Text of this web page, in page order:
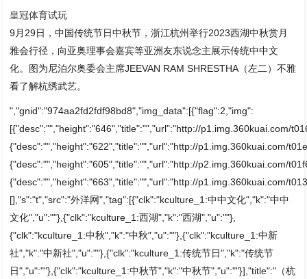
皇冠体育试玩
9月29日，中国传统节日中秋节，浙江杭州举行2023西湖中秋赏月
雅会行径，向亚奥理事会嘉宾等亚洲友东说念主展示传统中中文
化。图为尼泊尔奥委会主席JEEVAN RAM SHRESTHA（左二）不雅
看了解杭绣武艺。
","gnid":"974aa2fd2fdf98bd8","img_data":[{"flag":2,"img":
[{"desc":"","height":"646","title":"","url":"http://p1.img.360kuai.com/
{"desc":"","height":"622","title":"","url":"http://p1.img.360kuai.com/
{"desc":"","height":"605","title":"","url":"http://p2.img.360kuai.com/
{"desc":"","height":"663","title":"","url":"http://p1.img.360kuai.com/
[],"s":"t","src":"外洋网","tag":[{"clk":"kculture_1:中中文化","k":"中中
文化","u":""},{"clk":"kculture_1:西湖","k":"西湖","u":""},
{"clk":"kculture_1:中秋","k":"中秋","u":""},{"clk":"kculture_1:中新
社","k":"中新社","u":""},{"clk":"kculture_1:传统节日","k":"传统节
日","u":""},{"clk":"kculture_1:中秋节","k":"中秋节","u":""}],"title":"（杭